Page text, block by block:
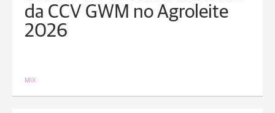
da CCV GWM no Agroleite
2026
MIX